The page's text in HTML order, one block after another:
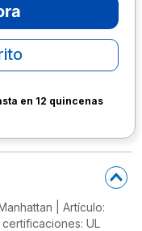
en 12 quincenas
| Artículo:
UL